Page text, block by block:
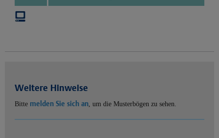
Weitere Hinweise
Bitte melden Sie sich an, um die Musterbögen zu sehen.